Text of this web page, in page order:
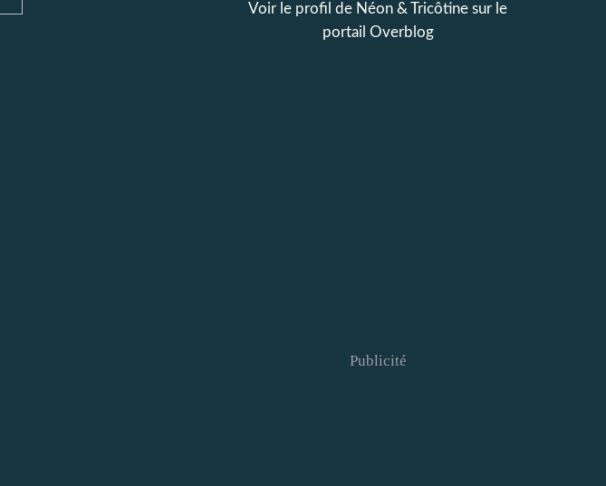
Voir le profil de Néon & Tricôtine sur le
portail Overblog
Publicité